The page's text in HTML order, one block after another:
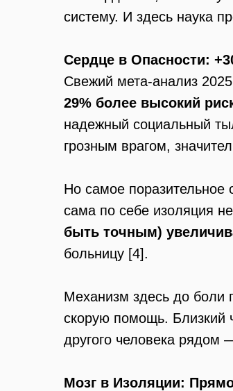
систему. И здесь наука
Сердце в Опасности:
Свежий мета-анализ
29% более высокий
надежный социальный
грозным врагом,
Но самое поразительное
сама по себе изоляция
быть точным)
больницу [4].
Механизм здесь до боли
скорую помощь. Близкий
другого человека рядом
Мозг в Изоляции: